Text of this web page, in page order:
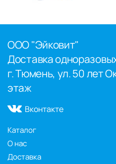
ООО "Эйковит"
Доставка
г. Тюмень, ул. 50 лет
этаж
Вконтакте
Каталог
О нас
Доставка